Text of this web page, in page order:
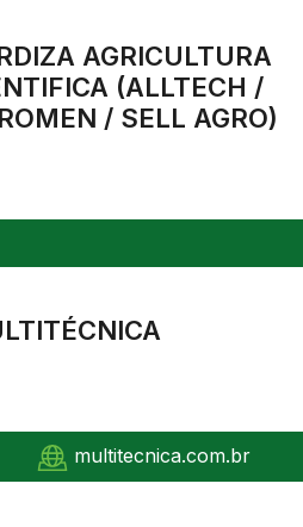
AGRICULTURA
(ALLTECH /
/ SELL AGRO)
multitecnica.com.br